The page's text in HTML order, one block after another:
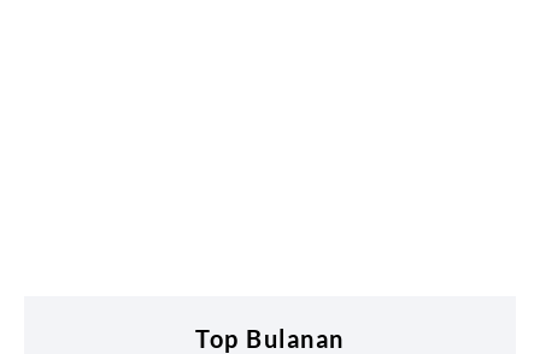
Top Bulanan